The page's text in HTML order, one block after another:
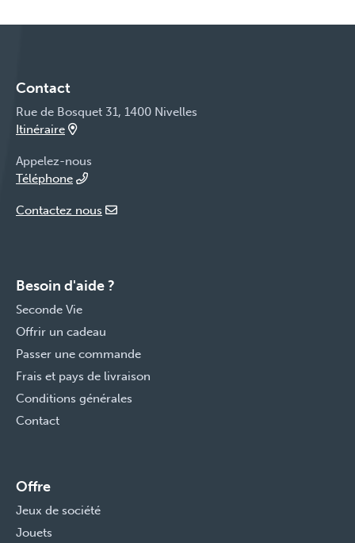
Contact
Rue de Bosquet 31, 1400 Nivelles
Itinéraire
Appelez-nous
Téléphone
Contactez nous
Besoin d'aide ?
Seconde Vie
Offrir un cadeau
Passer une commande
Frais et pays de livraison
Conditions générales
Contact
Offre
Jeux de société
Jouets